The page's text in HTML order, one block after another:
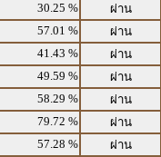
30.25 % ผ่าน
57.01 % ผ่าน
41.43 % ผ่าน
49.59 % ผ่าน
58.29 % ผ่าน
79.72 % ผ่าน
57.28 % ผ่าน